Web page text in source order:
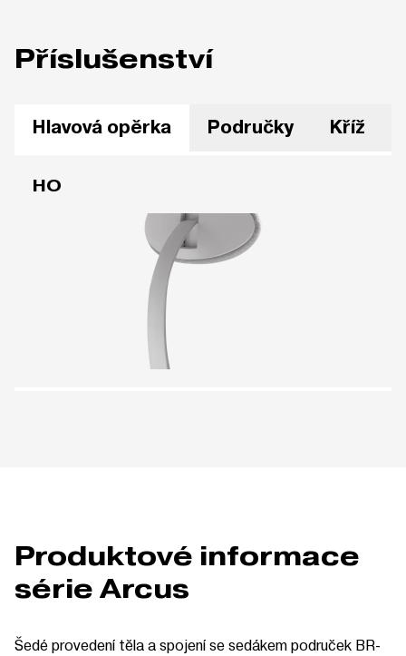
Příslušenství
Hlavová opěrka Područky Kříž
HO
Produktové informace
série Arcus
Šedé provedení těla a spojení se sedákem područek BR-